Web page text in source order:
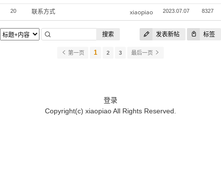
20 联系方式 xiaopiao 2023.07.07 8327
发表新帖 标签
搜索
第一页 1 2 3 最后一页
登录
Copyright(c) xiaopiaoAll Rights Reserved.